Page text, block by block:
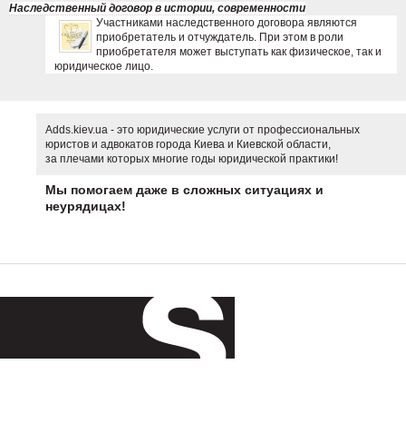
Наследственный договор в истории, современности
Участниками наследственного договора являются
приобретатель и отчуждатель. При этом в роли
приобретателя может выступать как физическое, так и
юридическое лицо.
Adds.kiev.ua - это юридические услуги от профессиональных
юристов и адвокатов города Киева и Киевской области,
за плечами которых многие годы юридической практики!
Мы помогаем даже в сложных ситуациях и
неурядицах!